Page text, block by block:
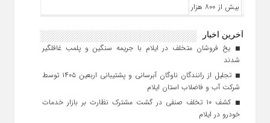
آخرین اخبار
یخ‌ فروشان متخلف در ایلام با جریمه سنگین و پلمب غافلگیر
شدند
تجلیل از رانندگان ناوگان آبرسانی و پشتیبانی اربعین ۱۴۰۵ توسط
شرکت آب و فاضلاب استان ایلام
کشف ۱۰ تخلف صنفی در گشت مشترک نظارت بر بازار خدمات
خودرو در ایلام